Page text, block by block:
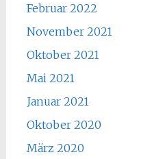
Februar 2022
November 2021
Oktober 2021
Mai 2021
Januar 2021
Oktober 2020
März 2020